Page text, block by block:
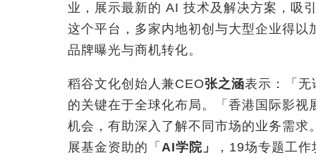
业，展示最新的 AI 技术及解决方案，吸
这个平台，多家内地初创与大型企业得
品牌曝光与商机转化。
稻谷文化创始人兼CEO张之涵表示：「无
的关键在于全球化布局。
「 香港国际影视
机会，有助深入了解不同市场的业务需
展基金资助的「 AI学院」
，19场专题工